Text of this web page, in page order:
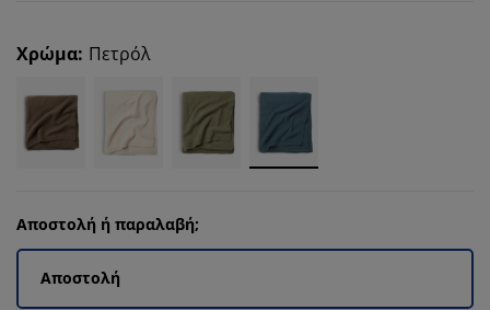
Χρώμα: Πετρόλ
Αποστολή ή παραλαβή;
Αποστολή